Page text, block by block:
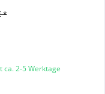
*
ca. 2-5 Werktage